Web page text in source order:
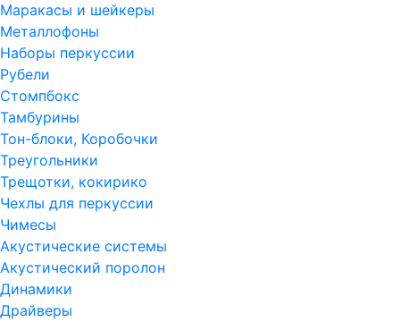
Маракасы и шейкеры
Металлофоны
Наборы перкуссии
Рубели
Стомпбокс
Тамбурины
Тон-блоки, Коробочки
Треугольники
Трещотки, кокирико
Чехлы для перкуссии
Чимесы
Акустические системы
Акустический поролон
Динамики
Драйверы